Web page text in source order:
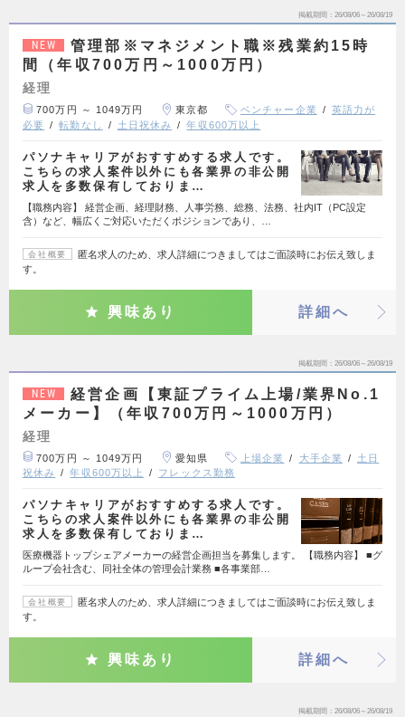
掲載期間 26/08/06～26/08/19
NEW
管理部※マネジメント職※残業約15時
間（年収700万円～1000万円）
経理
700万円 ～ 1049万円 東京都 ベンチャー企業
英語力が
必要
転勤なし 土日祝休み 年収600万以上
パソナキャリアがおすすめする求人です。
こちらの求人案件以外にも各業界の非公開
求人を多数保有しておりま…
【職務内容】 経営企画、経理財務、人事労務、総務、法務、社内IT（PC設定
含）など、幅広くご対応いただくポジションであり、…
会社概要
匿名求人のため、求人詳細につきましてはご面談時にお伝え致しま
す。
興味あり 詳細へ
掲載期間 26/08/06～26/08/19
NEW
経営企画【東証プライム上場/業界No.1
メーカー】（年収700万円～1000万円）
経理
700万円 ～ 1049万円 愛知県 上場企業 大手企業
土日
祝休み
年収600万以上 フレックス勤務
パソナキャリアがおすすめする求人です。
こちらの求人案件以外にも各業界の非公開
求人を多数保有しておりま…
医療機器トップシェアメーカーの経営企画担当を募集します。 【職務内容】 ■グ
ループ会社含む、同社全体の管理会計業務 ■各事業部…
会社概要
匿名求人のため、求人詳細につきましてはご面談時にお伝え致しま
す。
興味あり 詳細へ
掲載期間 26/08/06～26/08/19